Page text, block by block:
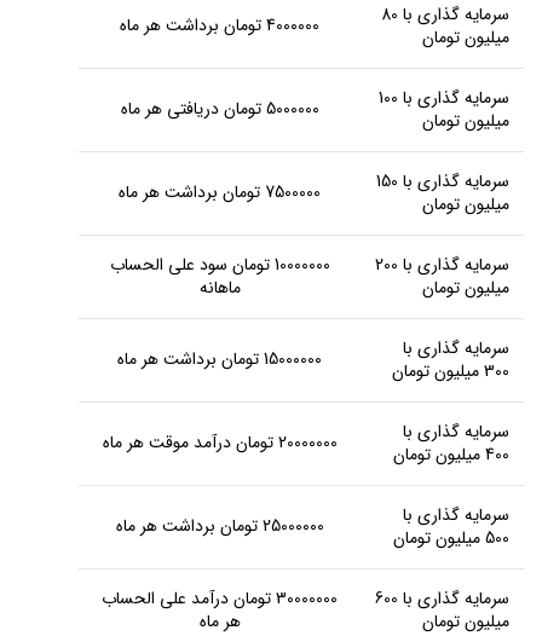
سرمایه گذاری با 80
میلیون تومان
4000000 تومان برداشت هر ماه
سرمایه گذاری با 100
میلیون تومان
5000000 تومان دریافتی هر ماه
سرمایه گذاری با 150
میلیون تومان
7500000 تومان برداشت هر ماه
سرمایه گذاری با 200
میلیون تومان
10000000 تومان سود علی الحساب
ماهانه
سرمایه گذاری با
300 میلیون تومان
15000000 تومان برداشت هر ماه
سرمایه گذاری با
400 میلیون تومان
20000000 تومان درآمد موقت هر ماه
سرمایه گذاری با
500 میلیون تومان
25000000 تومان برداشت هر ماه
سرمایه گذاری با 600
میلیون تومان
30000000 تومان درآمد علی الحساب
هر ماه